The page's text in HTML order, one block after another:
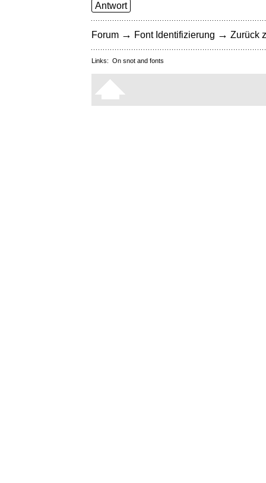
Antwort
Forum → Font Identifizierung → Zurück
Links: On snot and fonts